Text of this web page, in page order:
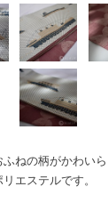
ねの柄がかわいら
エステルです。